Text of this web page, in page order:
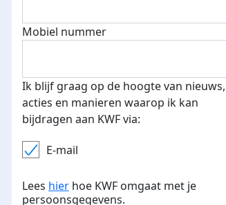
bedankt
Mobiel nummer
Ik blijf graag op de hoogte van nieuws,
acties en manieren waarop ik kan
bijdragen aan KWF via:
E-mail
Lees hier hoe KWF omgaat met je
persoonsgegevens.